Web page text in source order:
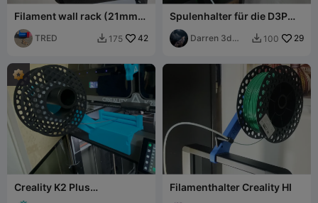
Filament wall rack (21mm
rod)
TRED  175 42
Spulenhalter für die D3P
SparkX Deckenhalterung
Darren 3d
 100 29
Creality K2 Plus
Obenmontage-
Filamenthalter Creality HI